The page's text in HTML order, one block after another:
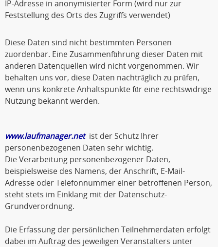
IP-Adresse in anonymisierter Form (wird nur zur
Feststellung des Orts des Zugriffs verwendet)
Diese Daten sind nicht bestimmten Personen
zuordenbar. Eine Zusammenführung dieser Daten mit
anderen Datenquellen wird nicht vorgenommen. Wir
behalten uns vor, diese Daten nachträglich zu prüfen,
wenn uns konkrete Anhaltspunkte für eine rechtswidrige
Nutzung bekannt werden.
www.laufmanager.netist der Schutz Ihrer
personenbezogenen Daten sehr wichtig.
Die Verarbeitung personenbezogener Daten,
beispielsweise des Namens, der Anschrift, E-Mail-
Adresse oder Telefonnummer einer betroffenen Person,
steht stets im Einklang mit der Datenschutz-
Grundverordnung.
Die Erfassung der persönlichen Teilnehmerdaten erfolgt
dabei im Auftrag des jeweiligen Veranstalters unter